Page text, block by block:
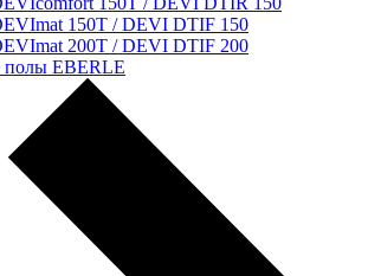
150T / DEVI DTIF 150
200T / DEVI DTIF 200
полы EBERLE